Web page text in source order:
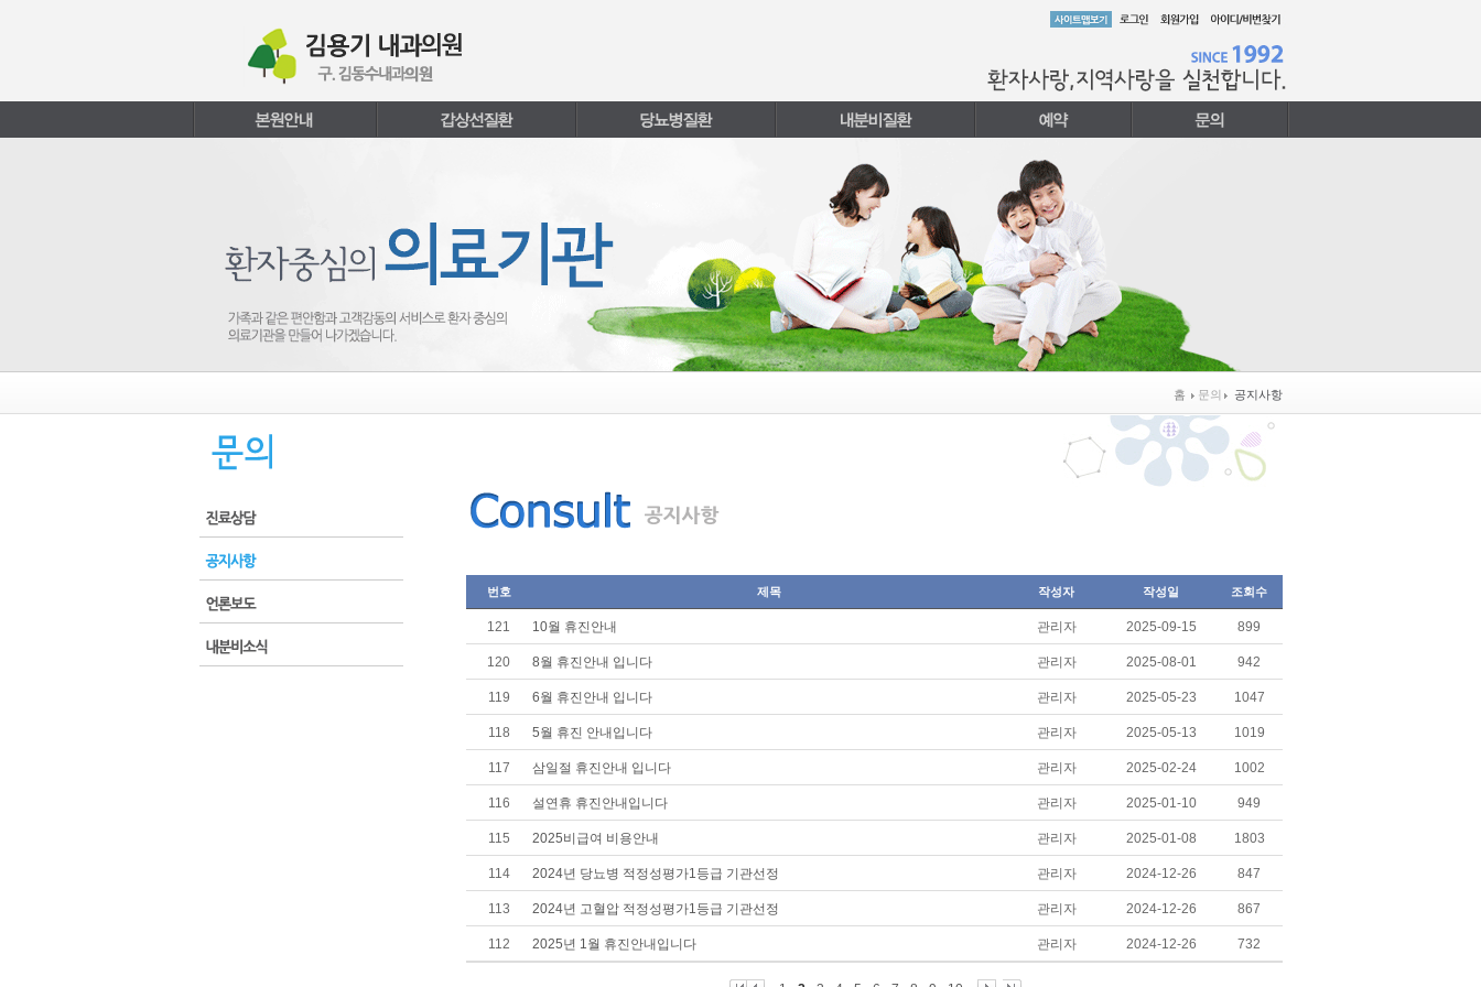
홈 문의 공지사항
번호 제목 작성자 작성일 조회수
121 10월 휴진안내 관리자 2025-09-15 899
120 8월 휴진안내 입니다 관리자 2025-08-01 942
119 6월 휴진안내 입니다 관리자 2025-05-23 1047
118 5월 휴진 안내입니다 관리자 2025-05-13 1019
117 삼일절 휴진안내 입니다 관리자 2025-02-24 1002
116 설연휴 휴진안내입니다 관리자 2025-01-10 949
115 2025비급여 비용안내 관리자 2025-01-08 1803
114 2024년 당뇨병 적정성평가1등급 기관선정 관리자 2024-12-26 847
113 2024년 고혈압 적정성평가1등급 기관선정 관리자 2024-12-26 867
112 2025년 1월 휴진안내입니다 관리자 2024-12-26 732